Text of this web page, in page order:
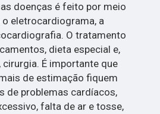
doenças é feito por meio
eletrocardiograma, a
O tratamento
dieta especial e,
É importante que
de estimação fiquem
de problemas cardíacos,
falta de ar e tosse,